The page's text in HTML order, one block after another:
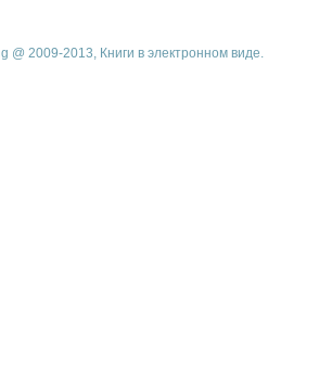
@ 2009-2013, Книги в электронном виде.